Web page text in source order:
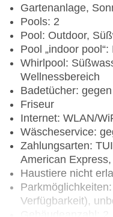
Gartenanlage,
Pools: 2
Pool: Outdoor,
Pool „indoor
Whirlpool:
Wellnessbereich
Badetücher:
Friseur
Internet: WLAN/
Wäscheservice:
Zahlungsarten:
American
Haustiere nicht
Verfügbarkeit),